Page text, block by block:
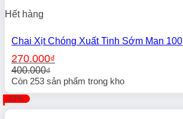
Hết hàng
Chai Xịt Chóng Xuất Tinh Sớm Man 100
400.000₫
Giá
là:
400.000₫.
270.000₫
Giá
tại
là:
Còn 253 sản phẩm trong kho
-22%